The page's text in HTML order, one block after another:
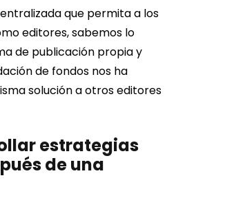
que permita a los
editores, sabemos lo
de publicación propia y
de fondos nos ha
solución a otros editores
estrategias
de una